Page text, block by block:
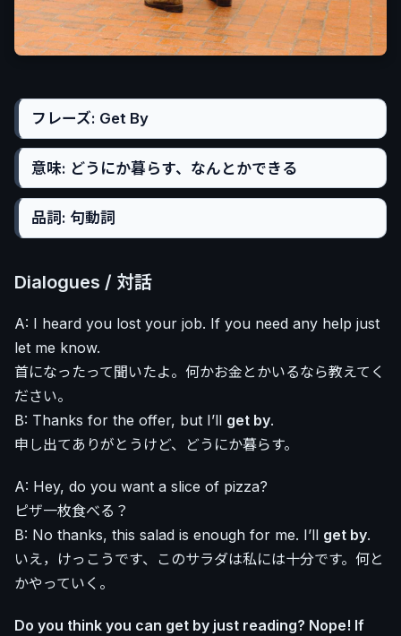
フレーズ: Get By
意味: どうにか暮らす、なんとかできる
品詞: 句動詞
Dialogues / 対話
A: I heard you lost your job. If you need any help just
let me know.
首になったって聞いたよ。何かお金とかいるなら教えてく
ださい。
B: Thanks for the offer, but I’ll get by.
申し出てありがとうけど、どうにか暮らす。
A: Hey, do you want a slice of pizza?
ピザ一枚食べる？
B: No thanks, this salad is enough for me. I’ll get by.
いえ，けっこうです、このサラダは私には十分です。何と
かやっていく。
Do you think you can get by just reading? Nope! If